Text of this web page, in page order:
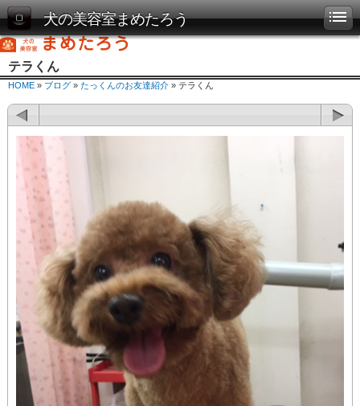
犬の美容室まめたろう
テラくん
HOME » ブログ » たっくんのお友達紹介 » テラくん